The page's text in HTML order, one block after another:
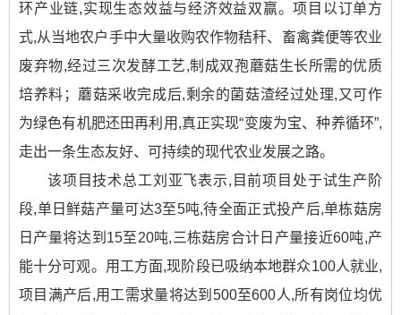
环产业链,实现生态效益与经济效益双赢。项目以订单方
式,从当地农户手中大量收购农作物秸秆、畜禽粪便等农业
废弃物,经过三次发酵工艺,制成双孢蘑菇生长所需的优质
培养料；蘑菇采收完成后,剩余的菌菇渣经过处理,又可作
为绿色有机肥还田再利用,真正实现“变废为宝、种养循环”,
走出一条生态友好、可持续的现代农业发展之路。
该项目技术总工刘亚飞表示,目前项目处于试生产阶
段,单日鲜菇产量可达3至5吨,待全面正式投产后,单栋菇房
日产量将达到15至20吨,三栋菇房合计日产量接近60吨,产
能十分可观。用工方面,现阶段已吸纳本地群众100人就业,
项目满产后,用工需求量将达到500至600人,所有岗位均优